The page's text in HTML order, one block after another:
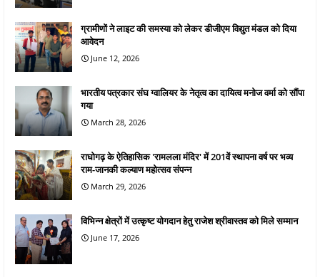
ग्रामीणों ने लाइट की समस्या को लेकर डीजीएम विद्युत मंडल को दिया
आवेदन
June 12, 2026
भारतीय पत्रकार संघ ग्वालियर के नेतृत्व का दायित्व मनोज वर्मा को सौंपा
गया
March 28, 2026
राघोगढ़ के ऐतिहासिक 'रामलला मंदिर' में 201वें स्थापना वर्ष पर भव्य
राम-जानकी कल्याण महोत्सव संपन्न
March 29, 2026
विभिन्न क्षेत्रों में उत्कृष्ट योगदान हेतु राजेश श्रीवास्तव को मिले सम्मान
June 17, 2026